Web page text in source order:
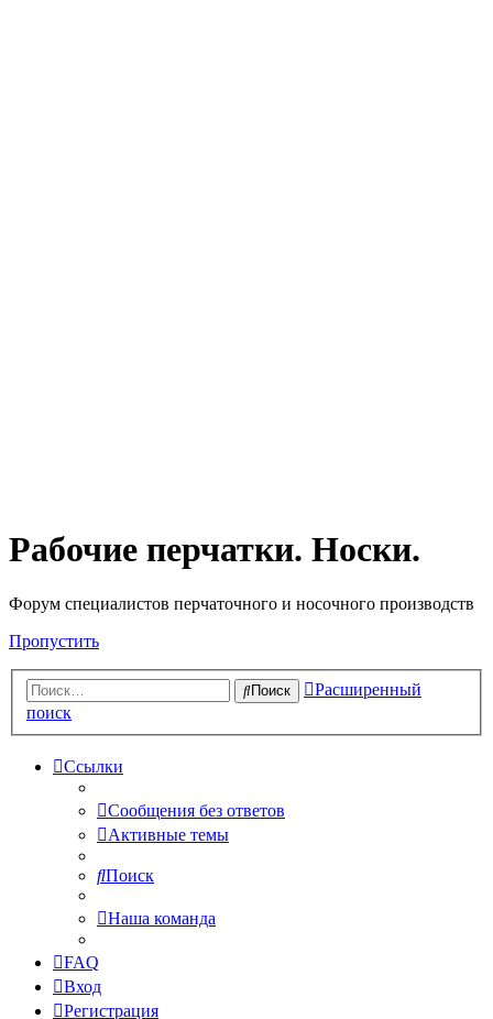
Рабочие перчатки. Носки.
Форум специалистов перчаточного и носочного производств
Пропустить
Поиск
Расширенный
поиск
Ссылки
Сообщения без ответов
Активные темы
Поиск
Наша команда
FAQ
Вход
Регистрация